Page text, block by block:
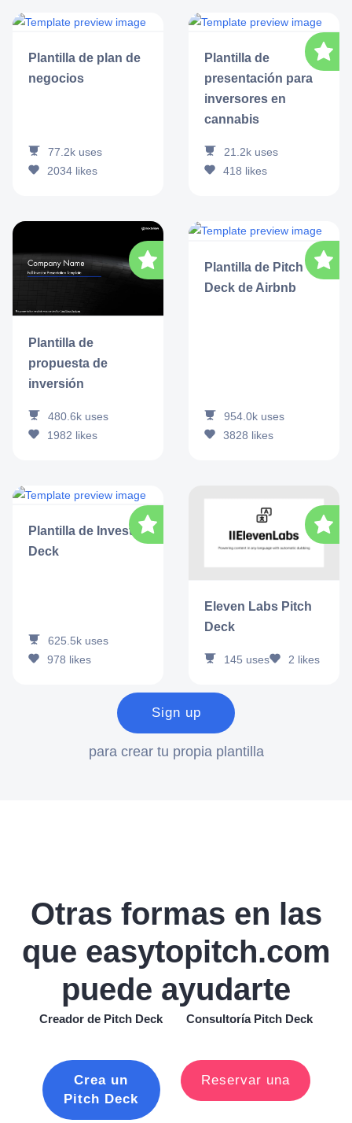
Plantilla de plan de
negocios
77.2k uses
2034 likes
Plantilla de
presentación para
inversores en
cannabis
21.2k uses
418 likes
Plantilla de
propuesta de
inversión
480.6k uses
1982 likes
Plantilla de Pitch
Deck de Airbnb
954.0k uses
3828 likes
Plantilla de Investor
Deck
625.5k uses
978 likes
Eleven Labs Pitch
Deck
145 uses 2 likes
Sign up
para crear tu propia plantilla
Otras formas en las
que easytopitch.com
puede ayudarte
Creador de Pitch Deck
Crea un
Pitch Deck
Consultoría Pitch Deck
Reservar una